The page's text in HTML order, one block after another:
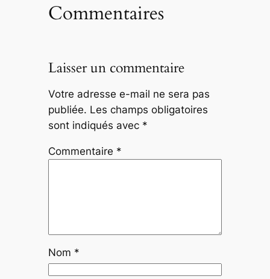
Commentaires
Laisser un commentaire
Votre adresse e-mail ne sera pas
publiée. Les champs obligatoires
sont indiqués avec *
Commentaire *
Nom *